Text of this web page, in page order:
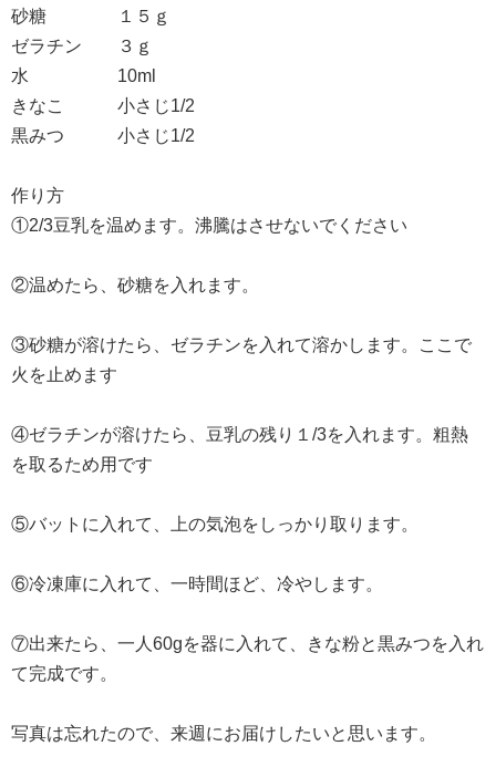
砂糖 １５ｇ
ゼラチン ３ｇ
水 10ml
きなこ 小さじ1/2
黒みつ 小さじ1/2
作り方
①2/3豆乳を温めます。沸騰はさせないでください
②温めたら、砂糖を入れます。
③砂糖が溶けたら、ゼラチンを入れて溶かします。ここで
火を止めます
④ゼラチンが溶けたら、豆乳の残り１/3を入れます。粗熱
を取るため用です
⑤バットに入れて、上の気泡をしっかり取ります。
⑥冷凍庫に入れて、一時間ほど、冷やします。
⑦出来たら、一人60gを器に入れて、きな粉と黒みつを入れ
て完成です。
写真は忘れたので、来週にお届けしたいと思います。